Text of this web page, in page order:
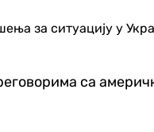
за ситуацију у
са